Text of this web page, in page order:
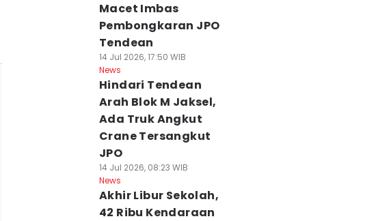
Macet Imbas
Pembongkaran JPO
Tendean
14 Jul 2026, 17:50 WIB
News
Hindari Tendean
Arah Blok M Jaksel,
Ada Truk Angkut
Crane Tersangkut
JPO
14 Jul 2026, 08:23 WIB
News
Akhir Libur Sekolah,
42 Ribu Kendaraan